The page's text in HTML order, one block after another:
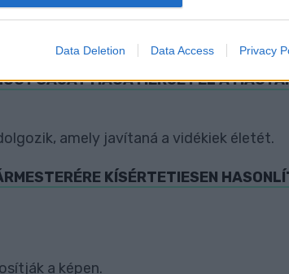
allow Google to enable storage related to
allow Google to enable storage related to security,
Data Deletion Data Access Privacy
SAJÁT MAGA MÉRJE FEL A
amely javítaná a vidékiek életét.
KÍSÉRTETIESEN
a képen.